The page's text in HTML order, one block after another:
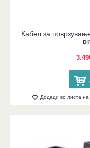
Кабел за
Додади во листа